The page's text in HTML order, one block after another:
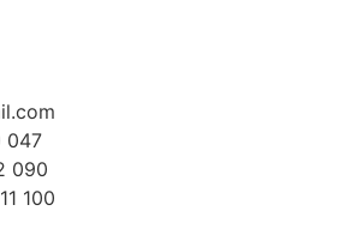
047
090
100